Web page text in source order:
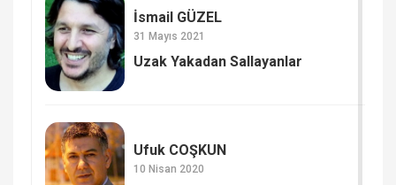
İsmail GÜZEL
31 Mayıs 2021
Uzak Yakadan Sallayanlar
Ufuk COŞKUN
10 Nisan 2020